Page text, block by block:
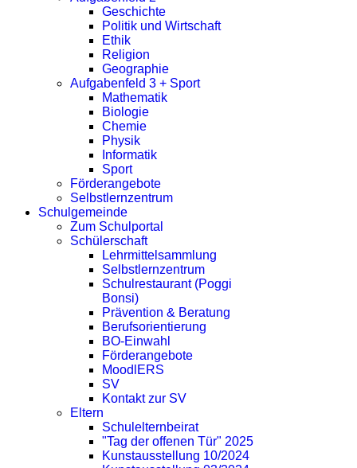
Geschichte
Politik und Wirtschaft
Ethik
Religion
Geographie
Aufgabenfeld 3 + Sport
Mathematik
Biologie
Chemie
Physik
Informatik
Sport
Förderangebote
Selbstlernzentrum
Schulgemeinde
Zum Schulportal
Schülerschaft
Lehrmittelsammlung
Selbstlernzentrum
Schulrestaurant (Poggi
Bonsi)
Prävention & Beratung
Berufsorientierung
BO-Einwahl
Förderangebote
MoodlERS
SV
Kontakt zur SV
Eltern
Schulelternbeirat
"Tag der offenen Tür" 2025
Kunstausstellung 10/2024